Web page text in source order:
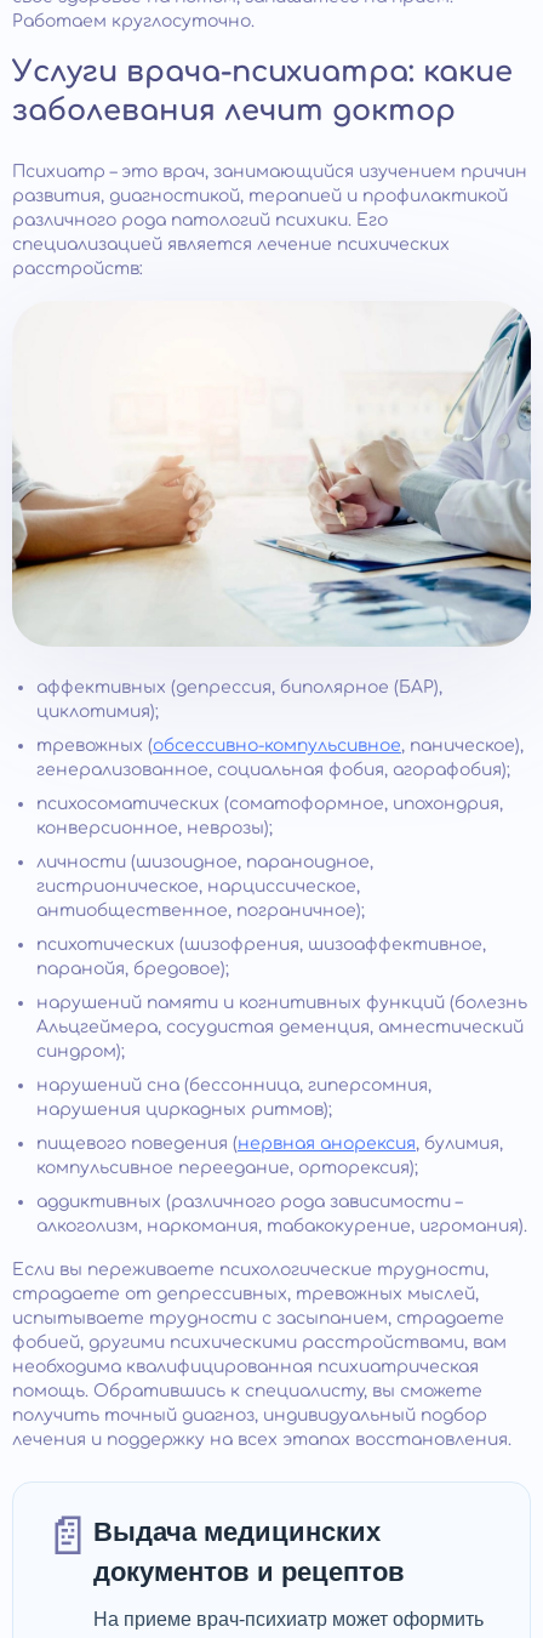
Работаем круглосуточно.
Услуги врача-психиатра: какие
заболевания лечит доктор
Психиатр – это врач, занимающийся изучением причин
развития, диагностикой, терапией и профилактикой
различного рода патологий психики. Его
специализацией является лечение психических
расстройств:
аффективных (депрессия, биполярное (БАР),
циклотимия);
тревожных (обсессивно-компульсивное, паническое),
генерализованное, социальная фобия, агорафобия);
психосоматических (соматоформное, ипохондрия,
конверсионное, неврозы);
личности (шизоидное, параноидное,
гистрионическое, нарциссическое,
антиобщественное, пограничное);
психотических (шизофрения, шизоаффективное,
паранойя, бредовое);
нарушений памяти и когнитивных функций (болезнь
Альцгеймера, сосудистая деменция, амнестический
синдром);
нарушений сна (бессонница, гиперсомния,
нарушения циркадных ритмов);
пищевого поведения (нервная анорексия, булимия,
компульсивное переедание, орторексия);
аддиктивных (различного рода зависимости –
алкоголизм, наркомания, табакокурение, игромания).
Если вы переживаете психологические трудности,
страдаете от депрессивных, тревожных мыслей,
испытываете трудности с засыпанием, страдаете
фобией, другими психическими расстройствами, вам
необходима квалифицированная психиатрическая
помощь. Обратившись к специалисту, вы сможете
получить точный диагноз, индивидуальный подбор
лечения и поддержку на всех этапах восстановления.
📄 Выдача медицинских
документов и рецептов
На приеме врач-психиатр может оформить